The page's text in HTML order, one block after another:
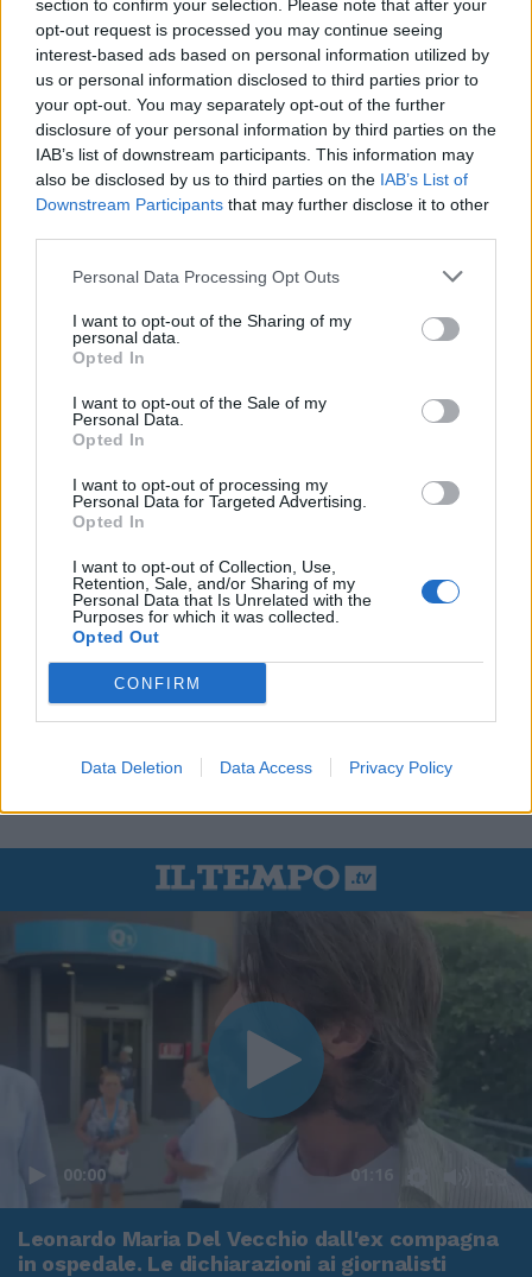
section to confirm your selection. Please note that after your
opt-out request is processed you may continue seeing
interest-based ads based on personal information utilized by
us or personal information disclosed to third parties prior to
your opt-out. You may separately opt-out of the further
disclosure of your personal information by third parties on the
IAB’s list of downstream participants. This information may
also be disclosed by us to third parties on the IAB’s List of
Downstream Participants that may further disclose it to other
Personal Data Processing Opt Outs
I want to opt-out of the Sharing of my
personal data.
Opted In
I want to opt-out of the Sale of my
Personal Data.
Opted In
I want to opt-out of processing my
Personal Data for Targeted Advertising.
Opted In
I want to opt-out of Collection, Use,
Retention, Sale, and/or Sharing of my
Personal Data that Is Unrelated with the
Purposes for which it was collected.
Opted Out
CONFIRM
Data Deletion Data Access Privacy Policy
00:00 01:16
Leonardo Maria Del Vecchio dall'ex compagna
in ospedale. Le dichiarazioni ai giornalisti